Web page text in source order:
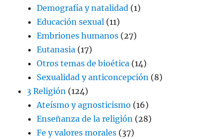
Demografía y natalidad (1)
Educación sexual (11)
Embriones humanos (27)
Eutanasia (17)
Otros temas de bioética (14)
Sexualidad y anticoncepción (8)
3 Religión (124)
Ateísmo y agnosticismo (16)
Enseñanza de la religión (28)
Fe y valores morales (37)